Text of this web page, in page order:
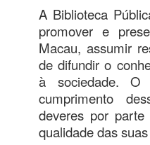
A Biblioteca
promover e
Macau, assumir
de difundir o
à sociedade. O
cumprimento
deveres por
qualidade das